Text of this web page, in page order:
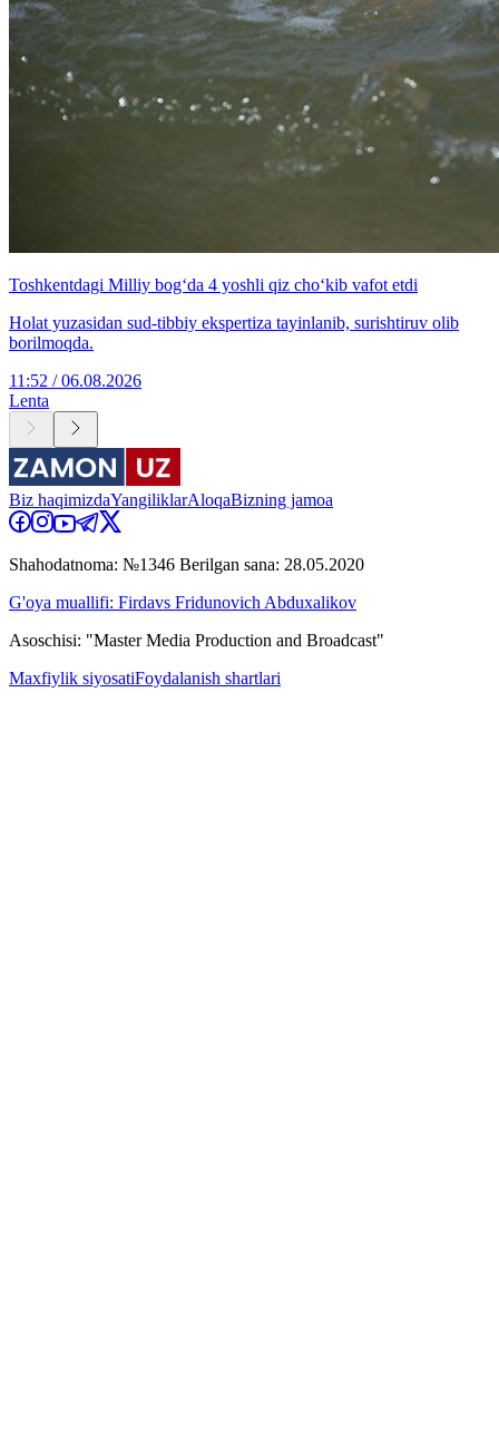
Toshkentdagi Milliy bog‘da 4 yoshli qiz cho‘kib vafot etdi
Holat yuzasidan sud-tibbiy ekspertiza tayinlanib, surishtiruv olib
borilmoqda.
11:52 / 06.08.2026
Lenta
Biz haqimizdaYangiliklarAloqaBizning jamoa
Shahodatnoma: №1346 Berilgan sana: 28.05.2020
G'oya muallifi: Firdavs Fridunovich Abduxalikov
Asoschisi: "Master Media Production and Broadcast"
Maxfiylik siyosatiFoydalanish shartlari